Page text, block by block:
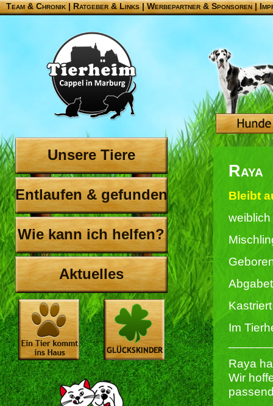
Team & Chronik |Ratgeber & Links|Werbepartner & Sponsoren|
Unsere Tiere
Entlaufen & gefunden
Wie kann ich helfen?
Aktuelles
Raya
Bleibt
weiblich
Im
Raya
Wir